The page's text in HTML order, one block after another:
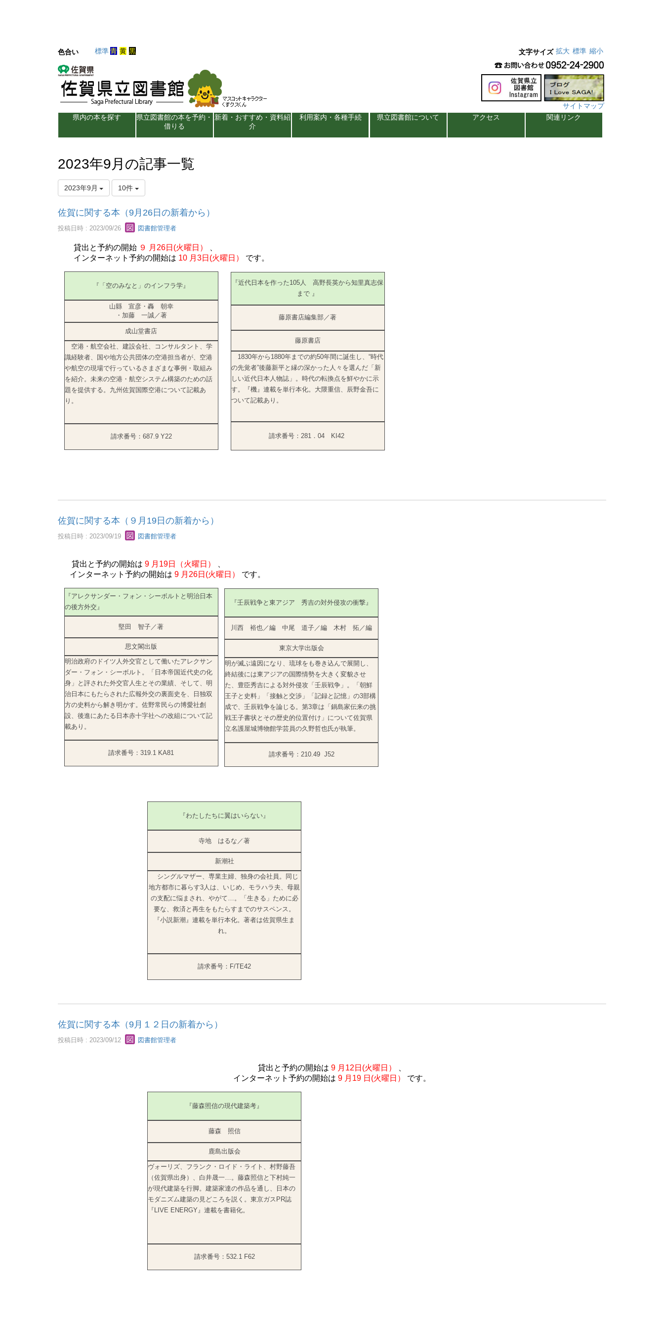
色合い 標準青 黄 黒 文字サイズ 拡大 標準 縮小
サイトマップ
県内の本を探す
県立図書館の本を予約・
借りる
新着・おすすめ・資料紹
介
利用案内・各種手続 県立図書館について アクセス 関連リンク
2023年9月の記事一覧
2023年9月 10件
佐賀に関する本（9月26日の新着から）
投稿日時 : 2023/09/26 図書館管理者
貸出と予約の開始 ９ 月26日(火曜日）
インターネット予約の開始は 10 月3日(火曜日） です。
『「空のみなと」のインフラ学』
山縣 宣彦・轟 朝幸
・加藤 一誠／著
成山堂書店
空港・航空会社、建設会社、コンサルタント、学
識経験者、国や地方公共団体の空港担当者が、空港
や航空の現場で行っているさまざまな事例・取組み
を紹介。未来の空港・航空システム構築のための話
題を提供する。九州佐賀国際空港について記載あ
り。
請求番号：687.9 Y22
『近代日本を作った105人 高野長英から知里真志保
まで 』
藤原書店編集部／著
藤原書店
1830年から1880年までの約50年間に誕生し、“時代
の先覚者”後藤新平と縁の深かった人々を選んだ「新
しい近代日本人物誌」。時代の転換点を鮮やかに示
す。『機』連載を単行本化。大隈重信、辰野金吾に
ついて記載あり。
請求番号：281．04 KI42
佐賀に関する本（９月19日の新着から）
投稿日時 : 2023/09/19 図書館管理者
貸出と予約の開始は 9 月19日（火曜日）
インターネット予約の開始は 9 月26日(火曜日） です。
『アレクサンダー・フォン・シーボルトと明治日本
の後方外交』
堅田 智子／著
思文閣出版
明治政府のドイツ人外交官として働いたアレクサン
ダー・フォン・シーボルト。「日本帝国近代史の化
身」と評された外交官人生とその業績、そして、明
治日本にもたらされた広報外交の裏面史を、日独双
方の史料から解き明かす。佐野常民らの博愛社創
設、後進にあたる日本赤十字社への改組について記
載あり。
請求番号：319.1 KA81
『壬辰戦争と東アジア 秀吉の対外侵攻の衝撃』
川西 裕也／編 中尾 道子／編 木村 拓／編
東京大学出版会
明が滅ぶ遠因になり、琉球をも巻き込んで展開し、
終結後には東アジアの国際情勢を大きく変貌させ
た、豊臣秀吉による対外侵攻「壬辰戦争」。「朝鮮
王子と史料」「接触と交渉」「記録と記憶」の3部構
成で、壬辰戦争を論じる。第3章は「鍋島家伝来の挑
戦王子書状とその歴史的位置付け」について佐賀県
立名護屋城博物館学芸員の久野哲也氏が執筆。
請求番号：210.49 J52
『わたしたちに翼はいらない』
寺地 はるな／著
新潮社
シングルマザー、専業主婦、独身の会社員。同じ
地方都市に暮らす3人は、いじめ、モラハラ夫、母親
の支配に悩まされ、やがて…。「生きる」ために必
要な、救済と再生をもたらすまでのサスペンス。
『小説新潮』連載を単行本化。著者は佐賀県生ま
れ。
請求番号：F/TE42
佐賀に関する本（9月１２日の新着から）
投稿日時 : 2023/09/12 図書館管理者
貸出と予約の開始は 9 月12日(火曜日）
インターネット予約の開始は 9 月19 日(火曜日） です。
『藤森照信の現代建築考』
藤森 照信
鹿島出版会
ヴォーリズ、フランク・ロイド・ライト、村野藤吾
（佐賀県出身）、白井晟一…。藤森照信と下村純一
が現代建築を行脚。建築家達の作品を通し、日本の
モダニズム建築の見どころを説く。東京ガスPR誌
『LIVE ENERGY』連載を書籍化。
請求番号：532.1 F62